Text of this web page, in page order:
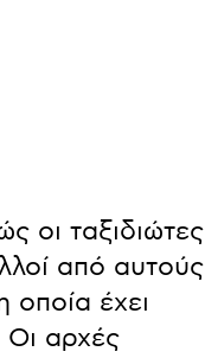
οι ταξιδιώτες
από αυτούς
έχει
Οι αρχές